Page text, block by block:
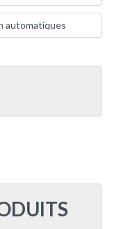
automatiques